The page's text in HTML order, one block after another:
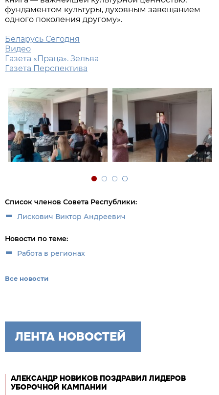
фундаментом культуры, духовным завещанием
одного поколения другому».
Беларусь Сегодня
Видео
Газета «Праца». Зельва
Газета Перспектива
Список членов Совета Республики:
Лискович Виктор Андреевич
Новости по теме:
Работа в регионах
Все новости
ЛЕНТА НОВОСТЕЙ
АЛЕКСАНДР НОВИКОВ ПОЗДРАВИЛ ЛИДЕРОВ
УБОРОЧНОЙ КАМПАНИИ